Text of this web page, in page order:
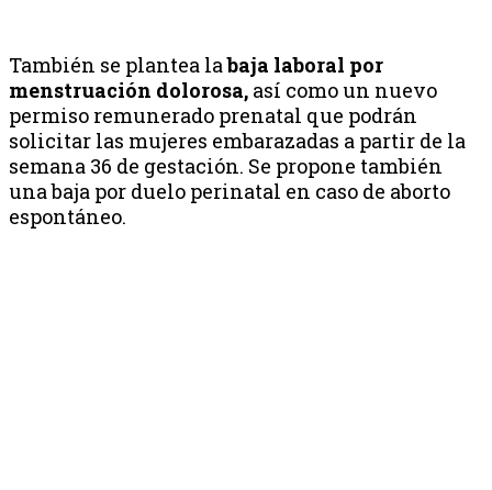
También se plantea labaja laboral por
menstruación dolorosa, así como un nuevo
permiso remunerado prenatal que podrán
solicitar las mujeres embarazadas a partir de la
semana 36 de gestación. Se propone también
una baja por duelo perinatal en caso de aborto
espontáneo.